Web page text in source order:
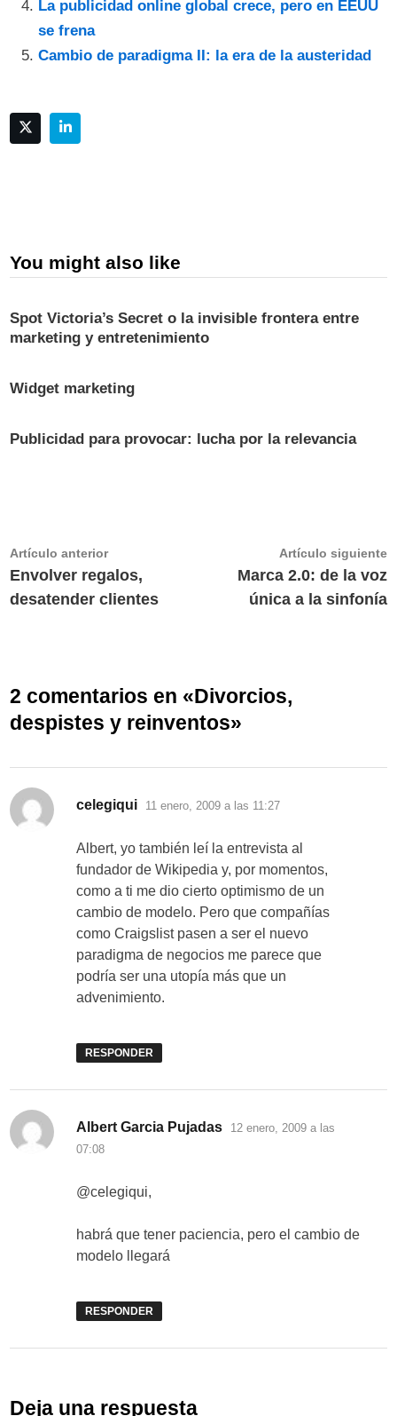
La publicidad online global crece, pero en EEUU
se frena
Cambio de paradigma II: la era de la austeridad
You might also like
Spot Victoria’s Secret o la invisible frontera entre
marketing y entretenimiento
Widget marketing
Publicidad para provocar: lucha por la relevancia
Navegación
de
entradas
Artículo anteriorArtículo
anterior:
Envolver regalos,
desatender clientes
Artículo siguiente
Marca 2.0: de la voz
única a la sinfonía
2 comentarios en «Divorcios,
despistes y reinventos»
celegiqui dice:
11 enero, 2009 a las 11:27
Albert, yo también leí la entrevista al
fundador de Wikipedia y, por momentos,
como a ti me dio cierto optimismo de un
cambio de modelo. Pero que compañías
como Craigslist pasen a ser el nuevo
paradigma de negocios me parece que
podría ser una utopía más que un
advenimiento.
RESPONDER
Albert Garcia Pujadas dice:
12 enero, 2009 a las
07:08
@celegiqui,
habrá que tener paciencia, pero el cambio de
modelo llegará
RESPONDER
Deja una respuesta